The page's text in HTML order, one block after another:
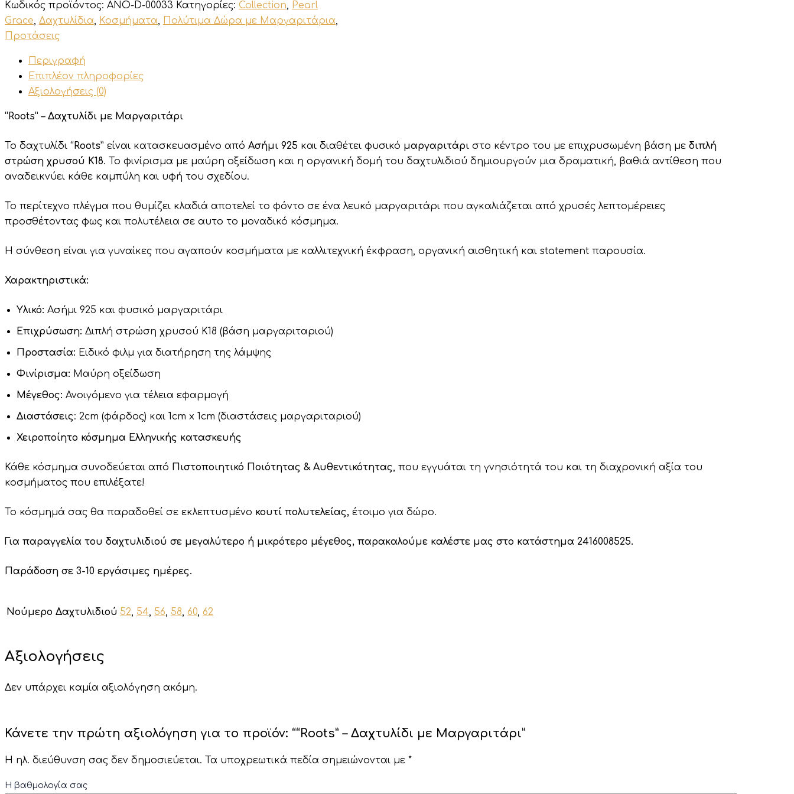
Κωδικός προϊόντος: ANO-D-00033 Κατηγορίες: Collection, Pearl
Grace, Δαχτυλίδια, Κοσμήματα, Πολύτιμα Δώρα με Μαργαριτάρια,
Προτάσεις
Περιγραφή
Επιπλέον πληροφορίες
Αξιολογήσεις (0)
“Roots” – Δαχτυλίδι με Μαργαριτάρι
Το δαχτυλίδι “Roots” είναι κατασκευασμένο από Ασήμι 925 και διαθέτει φυσικό μαργαριτάρι στο κέντρο του με επιχρυσωμένη βάση με διπλή
στρώση χρυσού Κ18. Το φινίρισμα με μαύρη οξείδωση και η οργανική δομή του δαχτυλιδιού δημιουργούν μια δραματική, βαθιά αντίθεση που
αναδεικνύει κάθε καμπύλη και υφή του σχεδίου.
Το περίτεχνο πλέγμα που θυμίζει κλαδιά αποτελεί το φόντο σε ένα λευκό μαργαριτάρι που αγκαλιάζεται από χρυσές λεπτομέρειες
προσθέτοντας φως και πολυτέλεια σε αυτο το μοναδικό κόσμημα.
Η σύνθεση είναι για γυναίκες που αγαπούν κοσμήματα με καλλιτεχνική έκφραση, οργανική αισθητική και statement παρουσία.
Χαρακτηριστικά:
Υλικό: Ασήμι 925 και φυσικό μαργαριτάρι
Επιχρύσωση: Διπλή στρώση χρυσού Κ18 (βάση μαργαριταριού)
Προστασία: Ειδικό φιλμ για διατήρηση της λάμψης
Φινίρισμα: Μαύρη οξείδωση
Μέγεθος: Ανοιγόμενο για τέλεια εφαρμογή
Διαστάσεις: 2cm (φάρδος) και 1cm x 1cm (διαστάσεις μαργαριταριού)
Χειροποίητο κόσμημα Ελληνικής κατασκευής
Κάθε κόσμημα συνοδεύεται από Πιστοποιητικό Ποιότητας & Αυθεντικότητας, που εγγυάται τη γνησιότητά του και τη διαχρονική αξία του
κοσμήματος που επιλέξατε!
Το κόσμημά σας θα παραδοθεί σε εκλεπτυσμένο κουτί πολυτελείας, έτοιμο για δώρο.
Για παραγγελία του δαχτυλιδιού σε μεγαλύτερο ή μικρότερο μέγεθος, παρακαλούμε καλέστε μας στο κατάστημα 2416008525.
Παράδοση σε 3-10 εργάσιμες ημέρες.
Νούμερο Δαχτυλιδιού 52, 54, 56, 58, 60, 62
Αξιολογήσεις
Δεν υπάρχει καμία αξιολόγηση ακόμη.
Κάνετε την πρώτη αξιολόγηση για το προϊόν: ““Roots” – Δαχτυλίδι με Μαργαριτάρι”
Η ηλ. διεύθυνση σας δεν δημοσιεύεται. Τα υποχρεωτικά πεδία σημειώνονται με *
Η βαθμολογία σας